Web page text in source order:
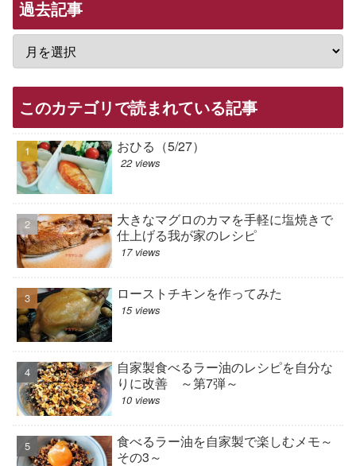
過去記事
このカテゴリで読まれている記事
おひる（5/27）
22 views
大きなマグロのカマを手軽に塩焼きで
仕上げる我が家のレシピ
17 views
ローストチキンを作ってみた
15 views
自家製食べるラー油のレシピを自分な
りに改善 ～第7弾～
10 views
食べるラー油を自家製で楽しむメモ～
その3～